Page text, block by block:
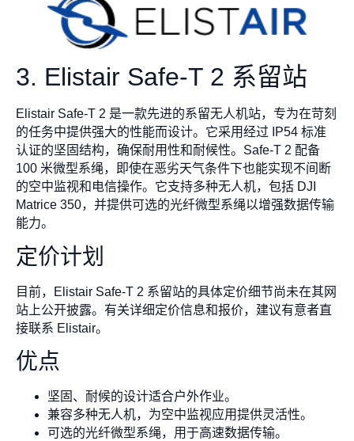
3. Elistair Safe-T 2 系留站
Elistair Safe-T 2 是一款先进的系留无人机站，专为在苛刻
的任务中提供强大的性能而设计。它采用经过 IP54 标准
认证的坚固结构，确保耐用性和耐候性。Safe-T 2 配备
100 米微型系绳，即使在恶劣天气条件下也能实现不间断
的空中监视和电信操作。它支持多种无人机，包括 DJI
Matrice 350，并提供可选的光纤微型系绳以增强数据传输
能力。
定价计划
目前，Elistair Safe-T 2 系留站的具体定价细节尚未在其网
站上公开披露。有关详细定价信息和报价，建议有意者直
接联系 Elistair。
优点
坚固、耐候的设计适合户外作业。
兼容多种无人机，为空中监视应用提供灵活性。
可选的光纤微型系绳，用于高速数据传输。